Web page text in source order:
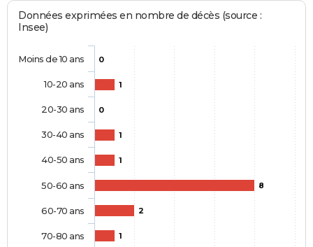
Données exprimées en nombre de décès (source :
Insee)
0
1
0
1
1
8
2
1
Moins de 10 ans
10-20 ans
20-30 ans
30-40 ans
40-50 ans
50-60 ans
60-70 ans
70-80 ans